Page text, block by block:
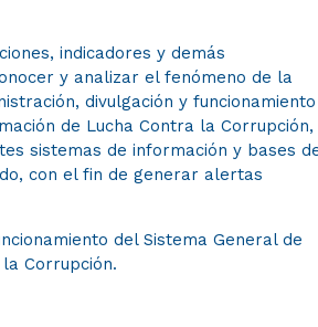
indicadores y demás
y analizar el fenómeno de la
divulgación y funcionamiento
de Lucha Contra la Corrupción,
sistemas de información y bases
con el fin de generar alertas
del Sistema General de
Corrupción.